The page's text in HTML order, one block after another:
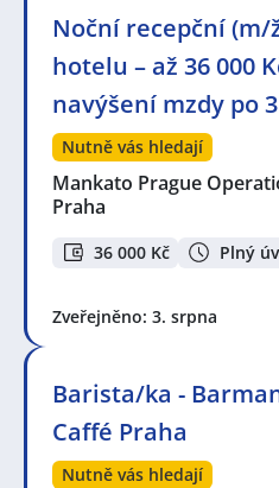
Noční recepční (m/
hotelu – až 36 000
navýšení mzdy po
Nutně vás hledají
Mankato Prague
Praha
36 000 Kč Plný
Zveřejněno: 3. srpna
Barista/ka -
Caffé Praha
Nutně vás hledají